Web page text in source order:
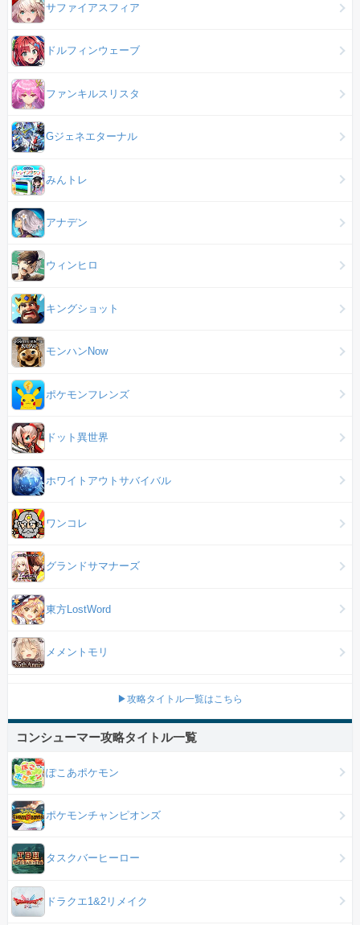
サファイアスフィア
ドルフィンウェーブ
ファンキルスリスタ
Gジェネエターナル
みんトレ
アナデン
ウィンヒロ
キングショット
モンハンNow
ポケモンフレンズ
ドット異世界
ホワイトアウトサバイバル
ワンコレ
グランドサマナーズ
東方LostWord
メメントモリ
▶攻略タイトル一覧はこちら
コンシューマー攻略タイトル一覧
ぽこあポケモン
ポケモンチャンピオンズ
タスクバーヒーロー
ドラクエ1&2リメイク